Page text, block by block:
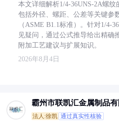
本文详细解析1/4-36UNS-2A螺纹
包括外径、螺距、公差等关键参
（ASME B1.1标准）。针对1/4-
见疑问，通过公式推导给出精确
附加工艺建议与扩展知识。
2026年8月4日
霸州市联凯汇金属制品有
法人:徐凯 通过真实性核验